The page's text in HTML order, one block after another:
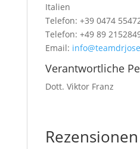
Italien
Telefon: +39 0474
Telefon: +49 89
Email:
Verantwortliche
Dott. Viktor Franz
Rezensionen